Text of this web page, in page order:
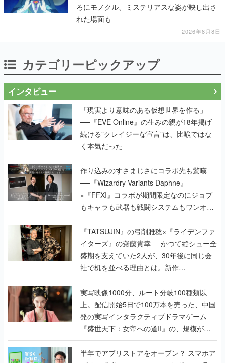
ろにモノクル、ミステリアスな姿が映し出さ
れた場面も
2026年8月8日
カテゴリーピックアップ
インタビュー
「現実より意味のある仮想世界を作る」
──『EVE Online』の生みの親が18年掲げ
続ける”クレイジーな宣言”は、比喩ではな
く本気だった
作り込みのすさまじさにコラボ先も驚嘆
──『Wizardry Variants Daphne』
×『FFXI』コラボが期間限定なのにジョブ
もキャラも武器も戦闘システムもワンオフ
で作り込まれた理由を両ディレクターに聞
く
『TATSUJIN』の弓削雅稔×『ライデンファ
イターズ』の齋藤貴幸──かつて縦シュー全
盛期を支えていた2人が、30年後に同じ会
社で机を並べる理由とは。新作
『TATSUJIN EXTREME』で初タッグを組
んだレジェンド2人に訊く開発秘話
実写映像1000分、ルート分岐100種類以
上。配信開始5日で100万本を売った、中国
発の実写インタラクティブドラマゲーム
『盛世天下：女帝への道II』の、規模が違
うこだわりをプロデューサーに聞いた
半年でアプリストアをオープン？ スマホア